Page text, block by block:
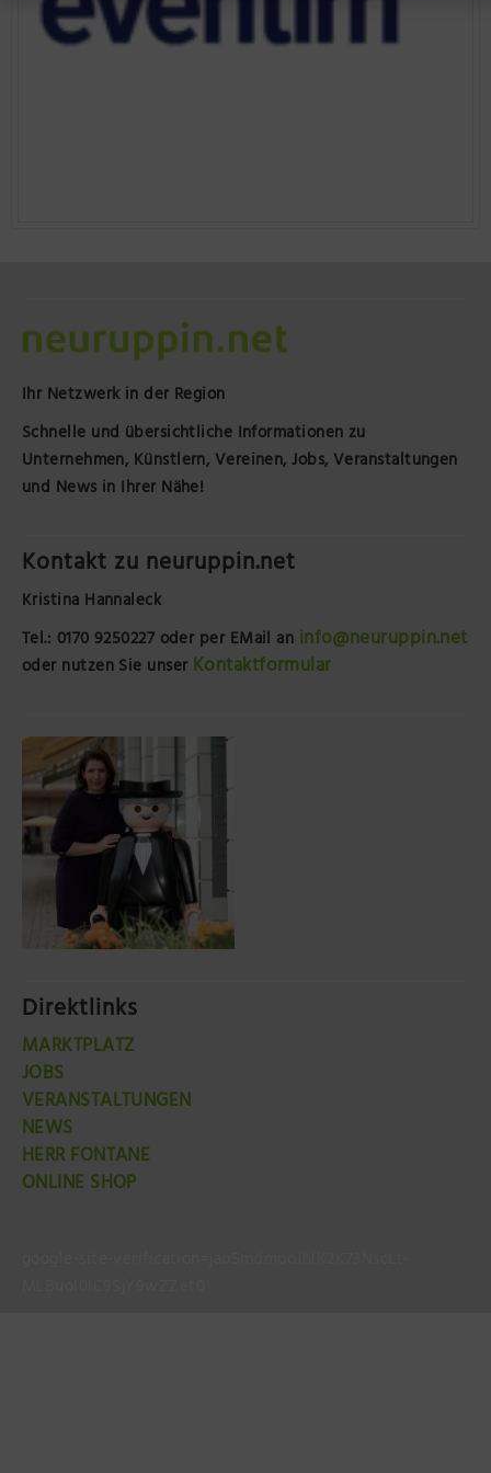
Ihr Netzwerk in der Region
Schnelle und übersichtliche Informationen zu
Unternehmen, Künstlern, Vereinen, Jobs, Veranstaltungen
und News in Ihrer Nähe!
Kontakt zu neuruppin.net
Kristina Hannaleck
Tel.: 0170 9250227 oder per EMail an info@neuruppin.net
oder nutzen Sie unser Kontaktformular
Direktlinks
MARKTPLATZ
JOBS
VERANSTALTUNGEN
NEWS
HERR FONTANE
ONLINE SHOP